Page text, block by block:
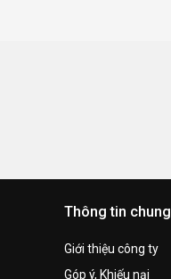
Thông tin chung
Giới thiệu công ty
Góp ý, Khiếu nại